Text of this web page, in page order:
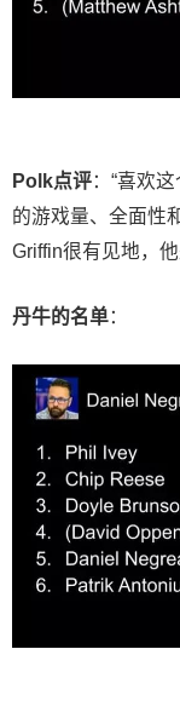
Polk点评：“喜欢
的游戏量、全面性
Griffin很有见地，
丹牛的名单：